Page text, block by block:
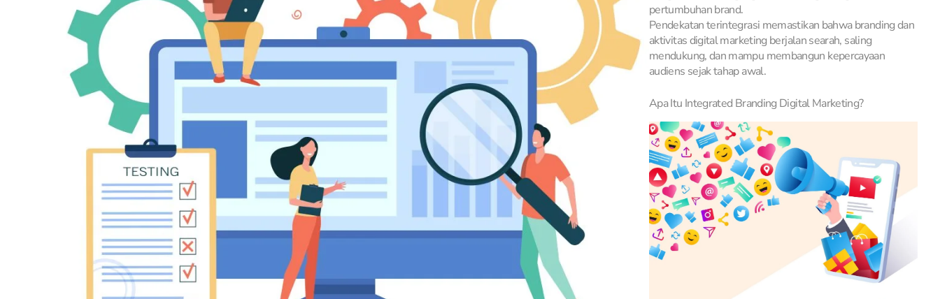
pertumbuhan brand.
Pendekatan terintegrasi memastikan bahwa branding dan
aktivitas digital marketing berjalan searah, saling
mendukung, dan mampu membangun kepercayaan
audiens sejak tahap awal.
Apa Itu Integrated Branding Digital Marketing?